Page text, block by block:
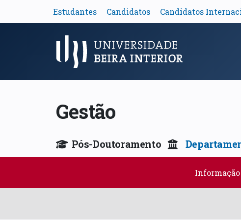
Estudantes Candidatos Candidatos
Menu Principal
Gestão
Pós-Doutoramento
Informação